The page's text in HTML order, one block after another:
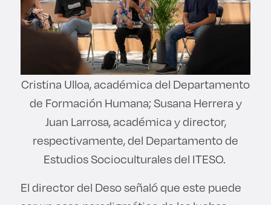
Cristina Ulloa, académica del Departamento
de Formación Humana; Susana Herrera y
Juan Larrosa, académica y director,
respectivamente, del Departamento de
Estudios Socioculturales del ITESO.
El director del Deso señaló que este puede